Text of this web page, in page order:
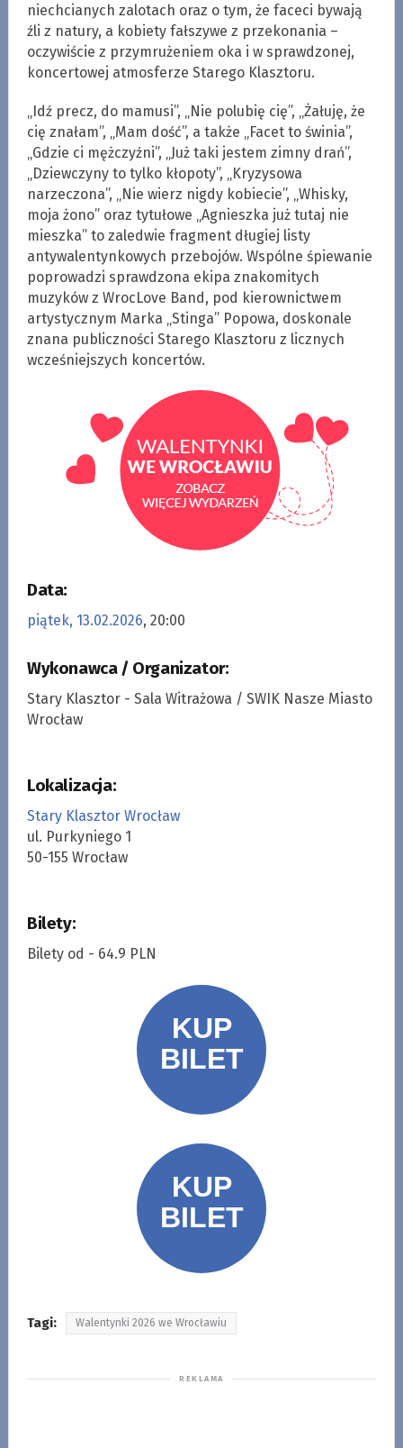
niechcianych zalotach oraz o tym, że faceci bywają
źli z natury, a kobiety fałszywe z przekonania –
oczywiście z przymrużeniem oka i w sprawdzonej,
koncertowej atmosferze Starego Klasztoru.
„Idź precz, do mamusi”, „Nie polubię cię”, „Żałuję, że
cię znałam”, „Mam dość”, a także „Facet to świnia”,
„Gdzie ci mężczyźni”, „Już taki jestem zimny drań”,
„Dziewczyny to tylko kłopoty”, „Kryzysowa
narzeczona”, „Nie wierz nigdy kobiecie”, „Whisky,
moja żono” oraz tytułowe „Agnieszka już tutaj nie
mieszka” to zaledwie fragment długiej listy
antywalentynkowych przebojów. Wspólne śpiewanie
poprowadzi sprawdzona ekipa znakomitych
muzyków z WrocLove Band, pod kierownictwem
artystycznym Marka „Stinga” Popowa, doskonale
znana publiczności Starego Klasztoru z licznych
wcześniejszych koncertów.
Data:
piątek, 13.02.2026, 20:00
Wykonawca / Organizator:
Stary Klasztor - Sala Witrażowa / SWIK Nasze Miasto
Wrocław
Lokalizacja:
Stary Klasztor Wrocław
ul. Purkyniego 1
50-155 Wrocław
Bilety:
Bilety od - 64.9 PLN
Tagi: Walentynki 2026 we Wrocławiu